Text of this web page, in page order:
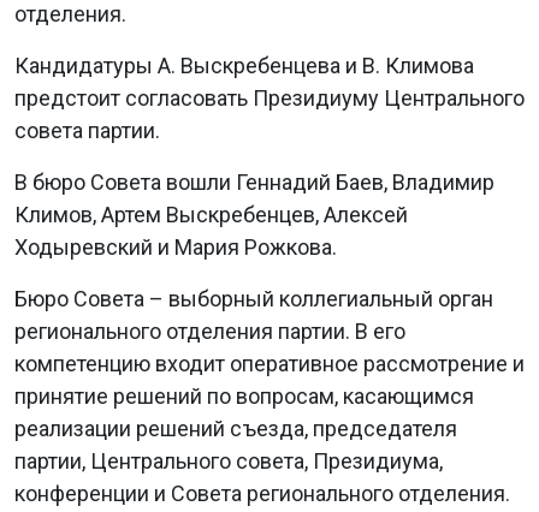
отделения.
Кандидатуры А. Выскребенцева и В. Климова
предстоит согласовать Президиуму Центрального
совета партии.
В бюро Совета вошли Геннадий Баев, Владимир
Климов, Артем Выскребенцев, Алексей
Ходыревский и Мария Рожкова.
Бюро Совета – выборный коллегиальный орган
регионального отделения партии. В его
компетенцию входит оперативное рассмотрение и
принятие решений по вопросам, касающимся
реализации решений съезда, председателя
партии, Центрального совета, Президиума,
конференции и Совета регионального отделения.